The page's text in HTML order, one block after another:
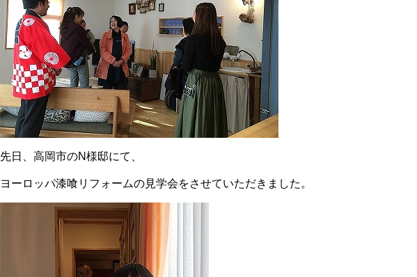
先日、高岡市のN様邸にて、
ヨーロッパ漆喰リフォームの見学会をさせていただきました。